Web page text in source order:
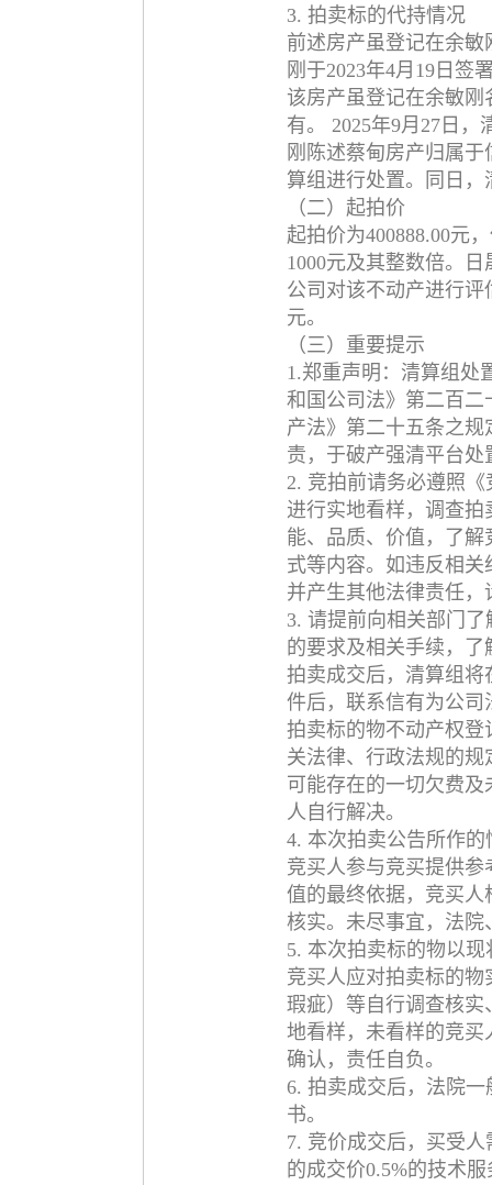
3. 拍卖标的代持情况
前述房产虽登记在余
刚于2023年4月19日签
该房产虽登记在余敏
有。 2025年9月27日
刚陈述蔡甸房产归属
算组进行处置。同日
（二）起拍价
起拍价为400888.00元
1000元及其整数倍。
公司对该不动产进行评
元。
（三）重要提示
1.郑重声明：清算组处
和国公司法》第二百
产法》第二十五条之
责，于破产强清平台处
2. 竞拍前请务必遵照
进行实地看样，调查
能、品质、价值，了
式等内容。如违反相
并产生其他法律责任，
3. 请提前向相关部门
的要求及相关手续，
拍卖成交后，清算组
件后，联系信有为公
拍卖标的物不动产权
关法律、行政法规的
可能存在的一切欠费
人自行解决。
4. 本次拍卖公告所作
竞买人参与竞买提供
值的最终依据，竞买
核实。未尽事宜，法
5. 本次拍卖标的物以
竞买人应对拍卖标的
瑕疵）等自行调查核
地看样，未看样的竞
确认，责任自负。
6. 拍卖成交后，法院
书。
7. 竞价成交后，买受
的成交价0.5%的技术